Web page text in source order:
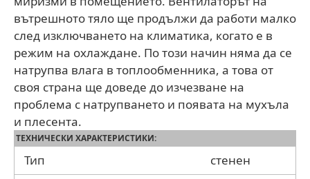
вътрешното тяло ще продължи да работи малко
след изключването на климатика, когато е в
режим на охлаждане. По този начин няма да се
натрупва влага в топлообменника, а това от
своя страна ще доведе до изчезване на
проблема с натрупването и появата на мухъла
и плесента.
ТЕХНИЧЕСКИ ХАРАКТЕРИСТИКИ:
Тип
стенен